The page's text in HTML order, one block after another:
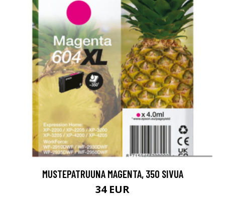
MUSTEPATRUUNA MAGENTA, 350 SIVUA
34 EUR